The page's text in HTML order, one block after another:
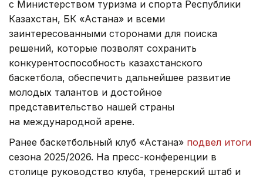
с Министерством туризма и спорта Республики
Казахстан, БК «Астана» и всеми
заинтересованными сторонами для поиска
решений, которые позволят сохранить
конкурентоспособность казахстанского
баскетбола, обеспечить дальнейшее развитие
молодых талантов и достойное
представительство нашей страны
на международной арене.
Ранее баскетбольный клуб «Астана» подвел итоги
сезона 2025/2026. На пресс-конференции в
столице руководство клуба, тренерский штаб и